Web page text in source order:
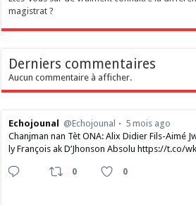
magistrat ?
Derniers commentaires
Aucun commentaire à afficher.
Echojounal @Echojounal
5 mois ago
Chanjman nan Tèt ONA: Alix Didier Fils-Aimé
ly François ak D’Jhonson Absolu https://t.co/
0 0